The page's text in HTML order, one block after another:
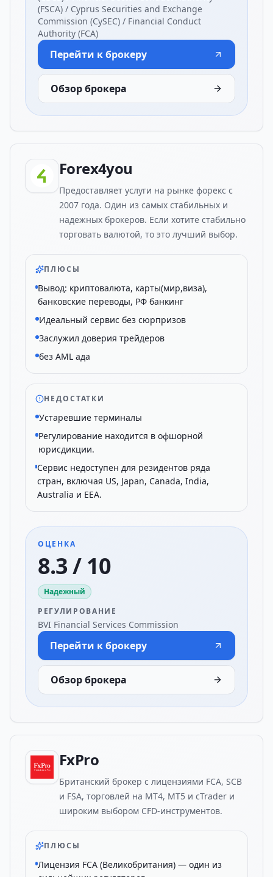
(FSCA) / Cyprus Securities and Exchange
Commission (CySEC) / Financial Conduct
Authority (FCA)
Перейти к брокеру
Обзор брокера
Forex4you
Предоставляет услуги на рынке форекс с
2007 года. Один из самых стабильных и
надежных брокеров. Если хотите стабильно
торговать валютой, то это лучший выбор.
ПЛЮСЫ
Вывод: криптовалюта, карты(мир,виза),
банковские переводы, РФ банкинг
Идеальный сервис без сюрпризов
Заслужил доверия трейдеров
без AML ада
НЕДОСТАТКИ
Устаревшие терминалы
Регулирование находится в офшорной
юрисдикции.
Сервис недоступен для резидентов ряда
стран, включая US, Japan, Canada, India,
Australia и EEA.
ОЦЕНКА
8.3 / 10
Надежный
РЕГУЛИРОВАНИЕ
BVI Financial Services Commission
Перейти к брокеру
Обзор брокера
FxPro
Британский брокер с лицензиями FCA, SCB
и FSA, торговлей на MT4, MT5 и cTrader и
широким выбором CFD-инструментов.
ПЛЮСЫ
Лицензия FCA (Великобритания) — один из